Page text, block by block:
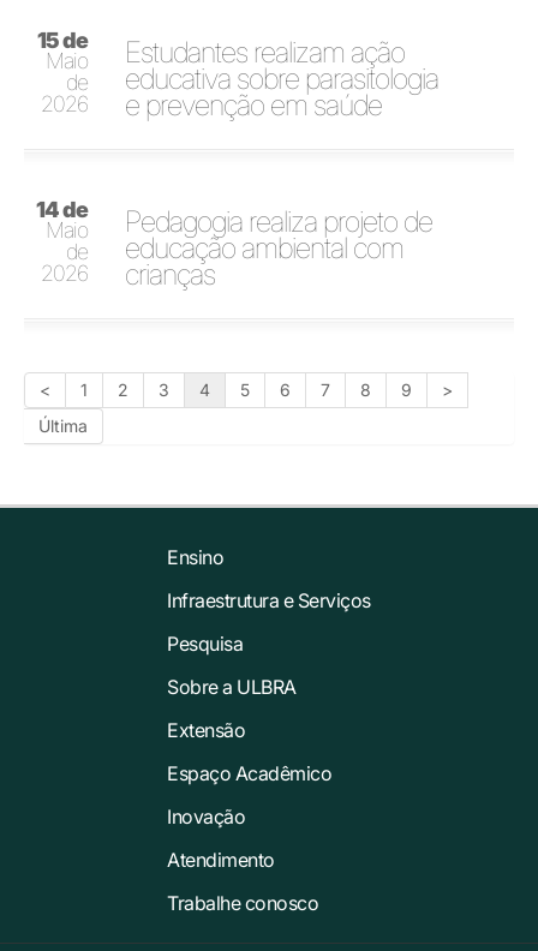
15 de
Maio
de
2026
Estudantes realizam ação
educativa sobre parasitologia
e prevenção em saúde
14 de
Maio
de
2026
Pedagogia realiza projeto de
educação ambiental com
crianças
< 1 2 3 4 5 6 7 8 9
>
Última
Ensino
Infraestrutura e Serviços
Pesquisa
Sobre a ULBRA
Extensão
Espaço Acadêmico
Inovação
Atendimento
Trabalhe conosco